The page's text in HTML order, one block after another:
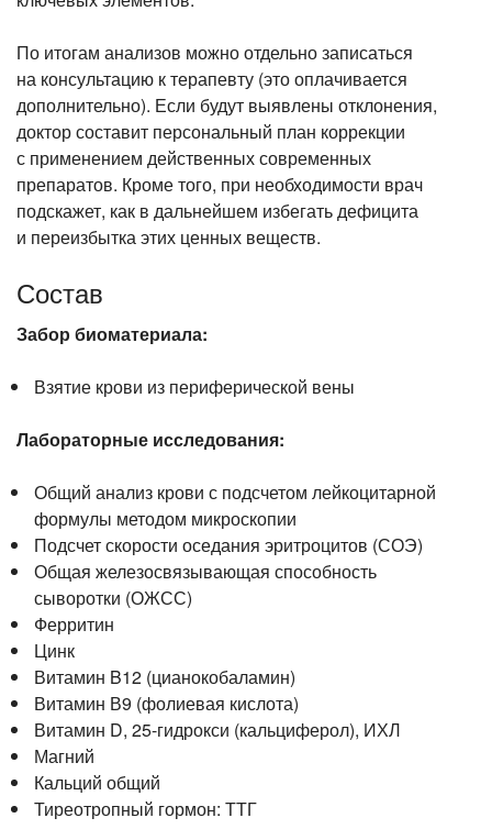
По итогам анализов можно отдельно записаться
на консультацию к терапевту (это оплачивается
дополнительно). Если будут выявлены отклонения,
доктор составит персональный план коррекции
с применением действенных современных
препаратов. Кроме того, при необходимости врач
подскажет, как в дальнейшем избегать дефицита
и переизбытка этих ценных веществ.
Состав
Забор биоматериала:
Взятие крови из периферической вены
Лабораторные исследования:
Общий анализ крови с подсчетом лейкоцитарной
формулы методом микроскопии
Подсчет скорости оседания эритроцитов (СОЭ)
Общая железосвязывающая способность
сыворотки (ОЖСС)
Ферритин
Цинк
Витамин B12 (цианокобаламин)
Витамин В9 (фолиевая кислота)
Витамин D, 25-гидрокси (кальциферол), ИХЛ
Магний
Кальций общий
Тиреотропный гормон: ТТГ